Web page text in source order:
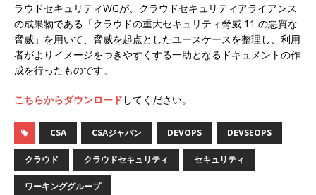
ラウドセキュリティWGが、クラウドセキュリティアライアンス
の成果物である「クラウドの重大セキュリティ脅威 11 の悪質な
脅威」を用いて、脅威を起点としたユースケースを整理し、利用
者がよりイメージをつきやすくする一助となるドキュメントの作
成を行ったものです。
こちらからダウンロード してください。
CSA CSAジャパン DEVOPS DEVSEOPS
クラウド クラウドセキュリティ セキュリティ
ワーキンググループ